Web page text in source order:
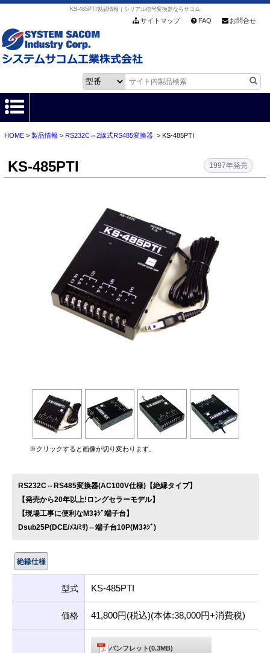
KS-485PTI製品情報｜シリアル信号変換器ならサコム
サイトマップ FAQ お問合せ
HOME
お客様サポート
会社情報
お問い合わせ
HOME> 製品情報 > RS232C⇔2線式RS485変換器> KS-485PTI
KS-485PTI 1997年発売
※クリックすると画像が切り変わります。
RS232C⇔RS485変換器(AC100V仕様)【絶縁タイプ】
【発売から20年以上!ロングセラーモデル】
【現場工事に便利なM3ﾈｼﾞ端子台】
Dsub25P(DCE/ﾒｽ/ﾐﾘ)⇔端子台10P(M3ﾈｼﾞ)
型式 KS-485PTI
価格 41,800円(税込)(本体:38,000円+消費税)
パンフレット(0.3MB)